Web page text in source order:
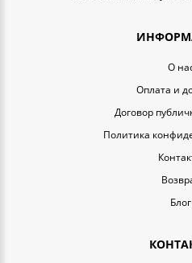
O
Оплата и
Договор
Политика
Блог